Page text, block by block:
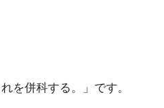
を併科する。」です。